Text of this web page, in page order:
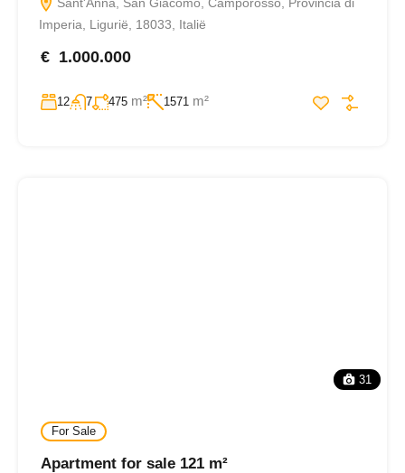
Imperia, Ligurië, 18033, Italië
€ 1.000.000
12 7 475 m² 1571 m²
31
For Sale
Apartment for sale 121 m²